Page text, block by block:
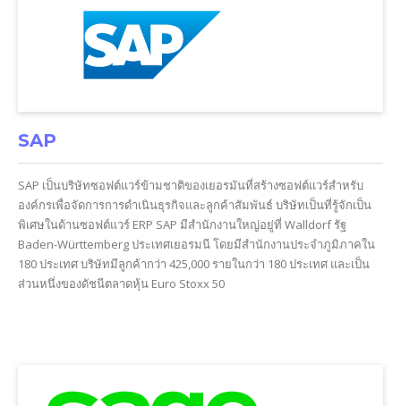
SAP
SAP เป็นบริษัทซอฟต์แวร์ข้ามชาติของเยอรมันที่สร้างซอฟต์แวร์สำหรับ
องค์กรเพื่อจัดการการดำเนินธุรกิจและลูกค้าสัมพันธ์ บริษัทเป็นที่รู้จักเป็น
พิเศษในด้านซอฟต์แวร์ ERP SAP มีสำนักงานใหญ่อยู่ที่ Walldorf รัฐ
Baden-Württemberg ประเทศเยอรมนี โดยมีสำนักงานประจำภูมิภาคใน
180 ประเทศ บริษัทมีลูกค้ากว่า 425,000 รายในกว่า 180 ประเทศ และเป็น
ส่วนหนึ่งของดัชนีตลาดหุ้น Euro Stoxx 50